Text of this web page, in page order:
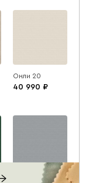
Онли 20
40 990